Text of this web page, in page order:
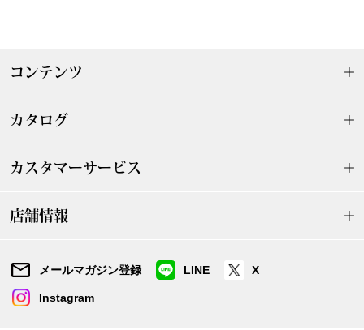
おすすめ特集
コンテンツ
カタログ
カスタマーサービス
店舗情報
メールマガジン登録 LINE X
Instagram